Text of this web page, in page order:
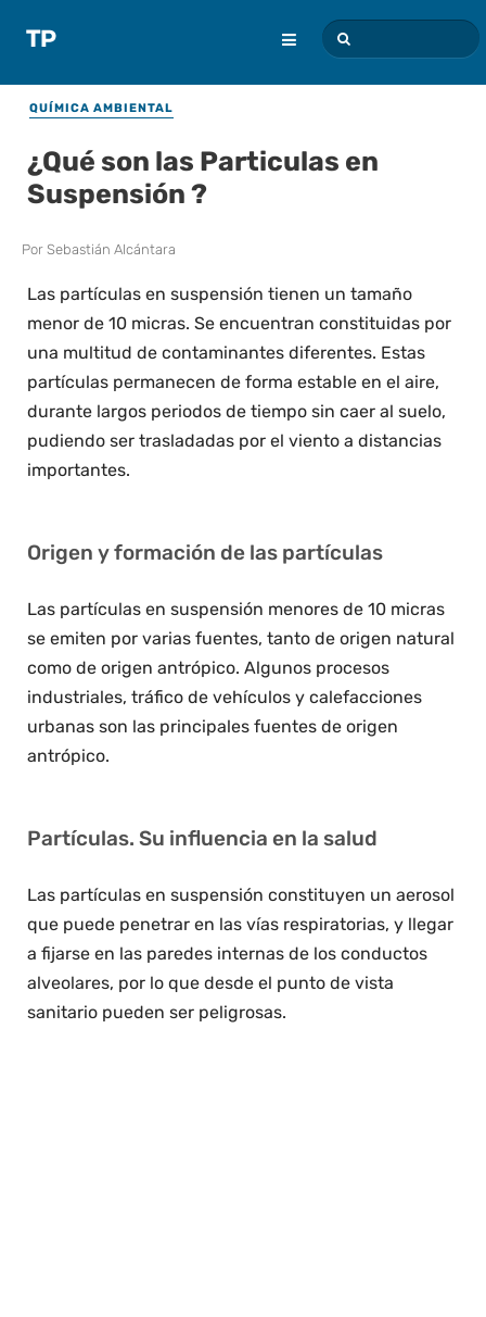
QUÍMICA AMBIENTAL
¿Qué son las Particulas en
Suspensión ?
Por Sebastián Alcántara
Las partículas en suspensión tienen un tamaño
menor de 10 micras. Se encuentran constituidas por
una multitud de contaminantes diferentes. Estas
partículas permanecen de forma estable en el aire,
durante largos periodos de tiempo sin caer al suelo,
pudiendo ser trasladadas por el viento a distancias
importantes.
Origen y formación de las partículas
Las partículas en suspensión menores de 10 micras
se emiten por varias fuentes, tanto de origen natural
como de origen antrópico. Algunos procesos
industriales, tráfico de vehículos y calefacciones
urbanas son las principales fuentes de origen
antrópico.
Partículas. Su influencia en la salud
Las partículas en suspensión constituyen un aerosol
que puede penetrar en las vías respiratorias, y llegar
a fijarse en las paredes internas de los conductos
alveolares, por lo que desde el punto de vista
sanitario pueden ser peligrosas.